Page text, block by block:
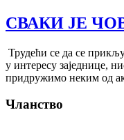
СВАКИ ЈЕ
Трудећи се да се
у интересу заједнице,
придружимо неким од
Чланство